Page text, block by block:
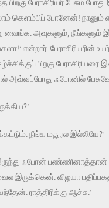
பேராசிரியர் பேசும்
கெளம்பிப் போனேன்! நானும்
வைங்க. அவுகளும், நீங்களும்
என்றார். பேராசிரியரின்
பிறகு பேராசிரியரை
அவ்வப்போது ஃபோனில்
நீங்க மதுரல இல்லியே?’
ஃபோன் பண்ணினாத்தான்
இருக்கென். விஜயா
ராத்திரிக்கு ஆச்சு.’